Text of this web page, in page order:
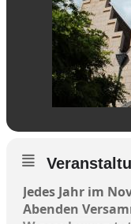
Jedes Jahr im
Abenden